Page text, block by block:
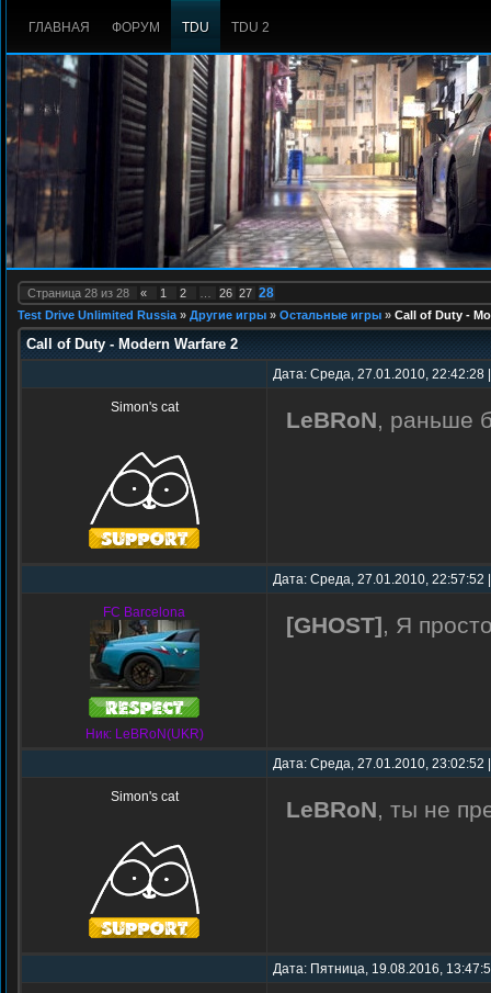
ГЛАВНАЯ ФОРУМ TDU TDU 2
Страница 28 из 28 « 1 2 26 27 28
Test Drive Unlimited Russia » Другие игры » Остальные игры » Call of Duty -
Call of Duty - Modern Warfare 2
Дата: Среда, 27.01.2010,
Simon's cat LeBRoN, раньше
Дата: Среда, 27.01.2010,
FC Barcelona
Ник: LeBRoN(UKR)
[GHOST], Я
Дата: Среда, 27.01.2010,
Simon's cat LeBRoN, ты не
Дата: Пятница, 19.08.2016,